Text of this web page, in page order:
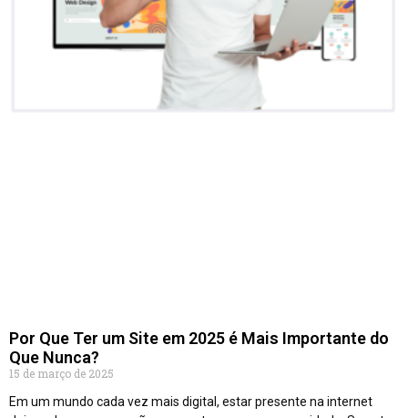
Por Que Ter um Site em 2025 é Mais Importante do
Que Nunca?
15 de março de 2025
Em um mundo cada vez mais digital, estar presente na internet